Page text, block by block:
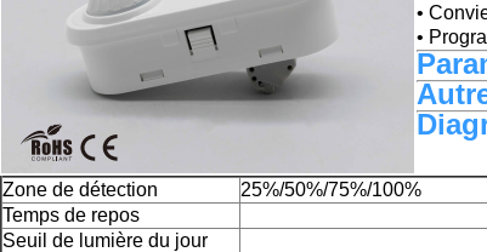
•
•
Zone de détection
25%/50%/75%/100%
Temps de repos
Seuil de lumière du jour